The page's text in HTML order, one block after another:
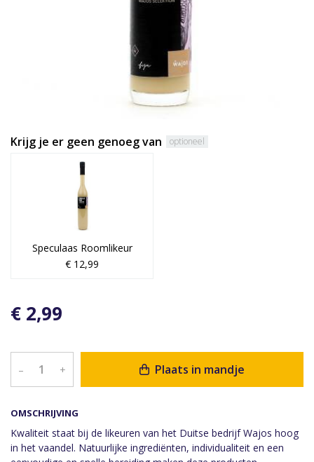
OMSCHRIJVING
Kwaliteit staat bij de likeuren van het Duitse bedrijf Wajos hoog
in het vaandel. Natuurlijke ingrediënten, individualiteit en een
Krijg je er geen genoeg van optioneel
Speculaas Roomlikeur
€ 12,99
€ 2,99
– + Plaats in mandje